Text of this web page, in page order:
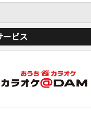
族や友達と一緒に！練習にも！
ービス